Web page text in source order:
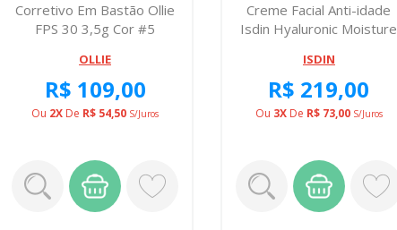
Corretivo Em Bastão Ollie
FPS 30 3,5g Cor #5
OLLIE
R$ 109,00
Ou 2X De R$ 54,50 S/juros
Creme Facial Anti-idade
Isdin Hyaluronic Moisture
ISDIN
R$ 219,00
Ou 3XDe R$ 73,00 S/juros